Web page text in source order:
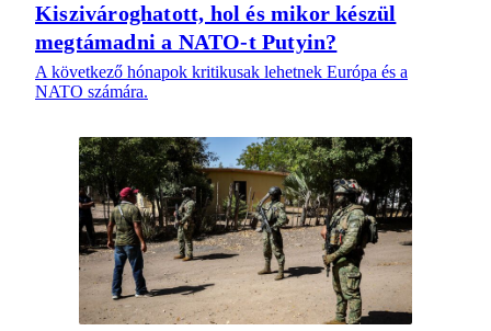
Kiszivároghatott, hol és mikor készül
megtámadni a NATO-t Putyin?
A következő hónapok kritikusak lehetnek Európa és a
NATO számára.